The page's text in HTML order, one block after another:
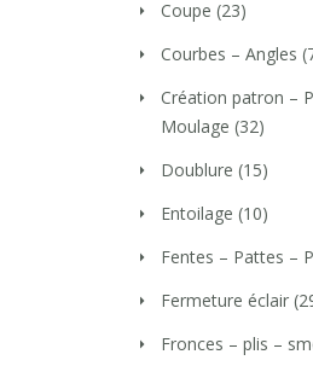
Coupe (23)
Courbes – Angles
Création patron –
Moulage (32)
Doublure (15)
Entoilage (10)
Fentes – Pattes –
Fermeture éclair
Fronces – plis –